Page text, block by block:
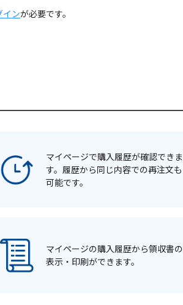
インが必要です。
マイページで購入履歴が確認できま
す。履歴から同じ内容での再注文も
可能です。
マイページの購入履歴から領収書の
表示・印刷ができます。